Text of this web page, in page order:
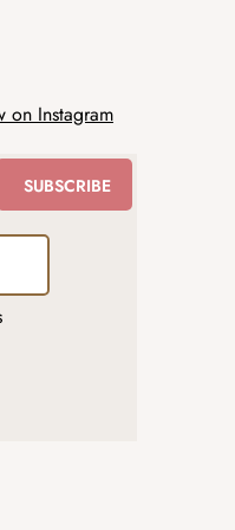
on Instagram
SUBSCRIBE